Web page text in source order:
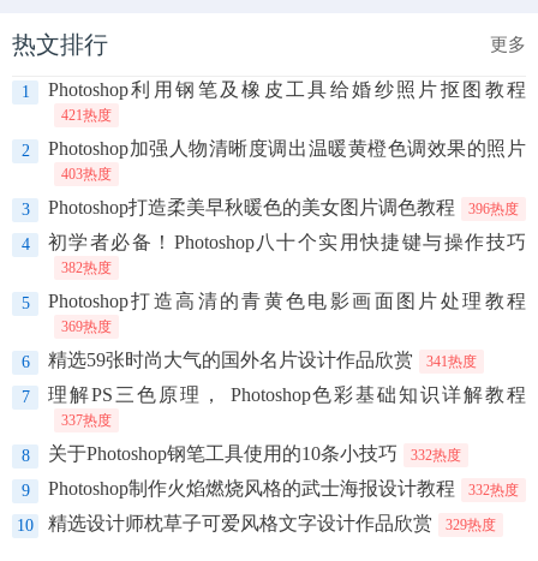
热文排行 更多
1 Photoshop利用钢笔及橡皮工具给婚纱照片抠图教程
421热度
2 Photoshop加强人物清晰度调出温暖黄橙色调效果的照片
403热度
3 Photoshop打造柔美早秋暖色的美女图片调色教程 396热度
4 初学者必备！Photoshop八十个实用快捷键与操作技巧
382热度
5 Photoshop打造高清的青黄色电影画面图片处理教程
369热度
6 精选59张时尚大气的国外名片设计作品欣赏 341热度
7 理解PS三色原理， Photoshop色彩基础知识详解教程
337热度
8 关于Photoshop钢笔工具使用的10条小技巧 332热度
9 Photoshop制作火焰燃烧风格的武士海报设计教程 332热度
10 精选设计师枕草子可爱风格文字设计作品欣赏 329热度